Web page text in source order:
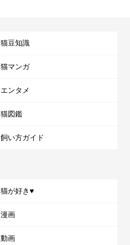
猫豆知識
猫マンガ
エンタメ
猫図鑑
飼い方ガイド
猫が好き♥
漫画
動画